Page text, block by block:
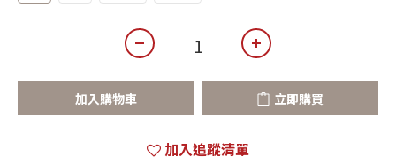
加入購物車 立即購買
加入追蹤清單